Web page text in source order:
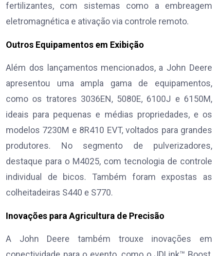
fertilizantes, com sistemas como a embreagem
eletromagnética e ativação via controle remoto.
Outros Equipamentos em Exibição
Além dos lançamentos mencionados, a John Deere
apresentou uma ampla gama de equipamentos,
como os tratores 3036EN, 5080E, 6100J e 6150M,
ideais para pequenas e médias propriedades, e os
modelos 7230M e 8R410 EVT, voltados para grandes
produtores. No segmento de pulverizadores,
destaque para o M4025, com tecnologia de controle
individual de bicos. Também foram expostas as
colheitadeiras S440 e S770.
Inovações para Agricultura de Precisão
A John Deere também trouxe inovações em